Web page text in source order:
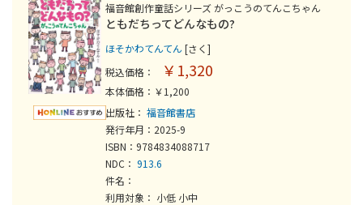
福音館創作童話シリーズ がっこうのてんこちゃん
ともだちってどんなもの?
ほそかわてんてん [さく]
税込価格：
￥1,320
本体価格：￥1,200
出版社： 福音館書店
発行年月：2025-9
ISBN：9784834088717
NDC： 913.6
件名：
利用対象： 小低 小中